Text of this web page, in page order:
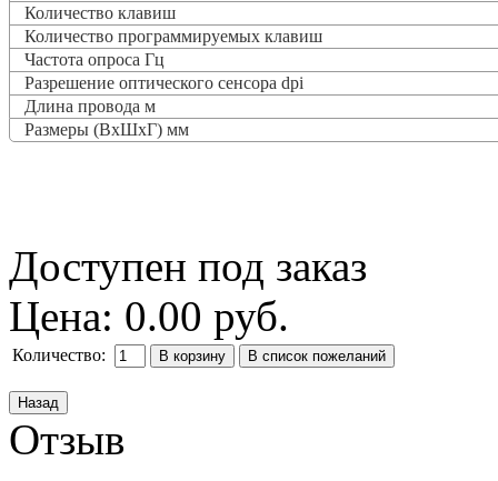
Количество клавиш
Количество программируемых клавиш
Частота опроса Гц
Разрешение оптического сенсора dpi
Длина провода м
Размеры (ВxШxГ) мм
Доступен под заказ
Цена: 0.00 руб.
Количество:
Отзыв